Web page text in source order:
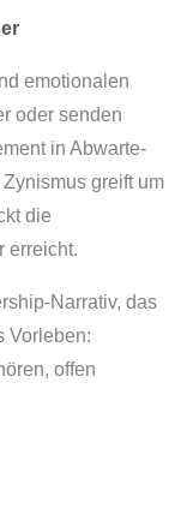
emotionalen
oder senden
in Abwarte­
greift um
die
erreicht.
Narrativ, das
Vorleben:
offen